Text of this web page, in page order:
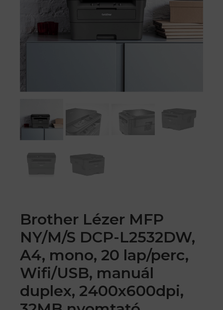
Brother Lézer MFP
NY/M/S DCP-L2532DW,
A4, mono, 20 lap/perc,
Wifi/USB, manuál
duplex, 2400x600dpi,